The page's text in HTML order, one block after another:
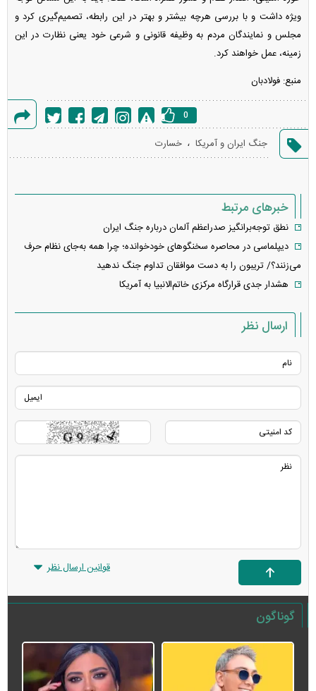
ویژه داشت و با بررسی هرچه بیشتر و بهتر در این رابطه، تصمیم‌گیری کرد و
مجلس و نمایندگان مردم به وظیفه قانونی و شرعی خود یعنی نظارت در این
زمینه، عمل خواهند کرد.
منبع: فولادبان
خطا
0
جنگ ایران و آمریکا ، خسارت
خبرهای مرتبط
نطق توجه‌برانگیز صدراعظم آلمان درباره جنگ ایران
دیپلماسی در محاصره سخنگو‌های خودخوانده؛ چرا همه به‌جای نظام حرف
می‌زنند؟/ تریبون را به دست موافقان تداوم جنگ ندهید
هشدار جدی قرارگاه مرکزی خاتم‌الانبیا به آمریکا
ارسال نظر
قوانین ارسال نظر
گوناگون